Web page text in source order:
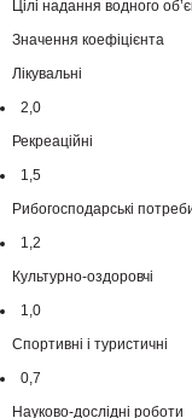
Цілі надання водного
Значення коефіцієнта
Лікувальні
2,0
Рекреаційні
1,5
Рибогосподарські
1,2
Культурно-оздоровчі
1,0
Спортивні і туристичні
0,7
Науково-дослідні роботи